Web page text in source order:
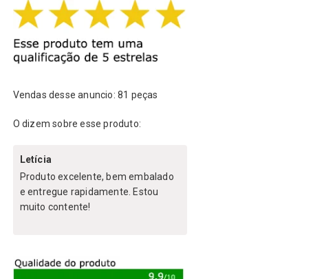
Vendas desse anuncio: 81 peças
O dizem sobre esse produto:
Letícia
Produto excelente, bem embalado
e entregue rapidamente. Estou
muito contente!